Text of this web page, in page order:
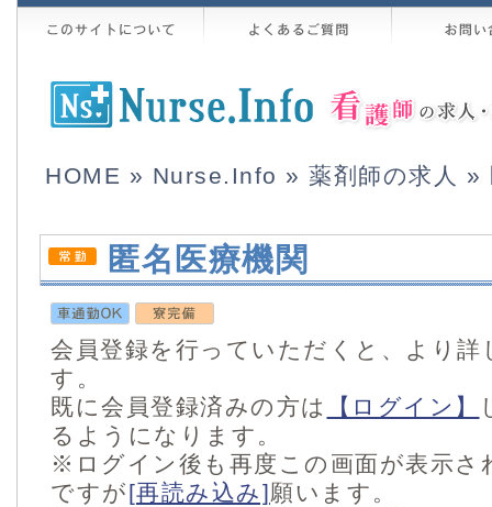
HOME » Nurse.Info » 薬剤師の求人 »
匿名医療機関
会員登録を行っていただくと、より
す。
既に会員登録済みの方は
【ログイン】
るようになります。
※ログイン後も再度この画面が表示さ
ですが[再読み込み]願います。